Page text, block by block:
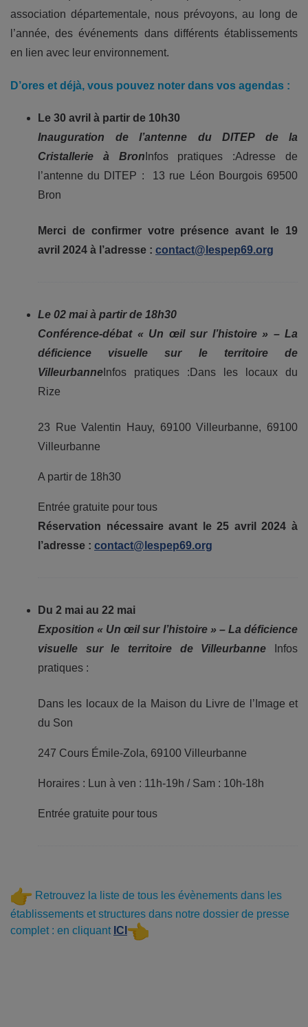
association départementale, nous prévoyons, au long de
l’année, des événements dans différents établissements
en lien avec leur environnement.
D’ores et déjà, vous pouvez noter dans vos agendas :
Le 30 avril à partir de 10h30
Inauguration de l’antenne du DITEP de la
Cristallerie à Bron Infos pratiques :Adresse de
l’antenne du DITEP : 13 rue Léon Bourgois 69500
Bron
Merci de confirmer votre présence avant le 19
avril 2024 à l’adresse : contact@lespep69.org
Le 02 mai à partir de 18h30
Conférence-débat « Un œil sur l’histoire » – La
déficience visuelle sur le territoire de
Villeurbanne Infos pratiques :Dans les locaux du
Rize
23 Rue Valentin Hauy, 69100 Villeurbanne, 69100
Villeurbanne
A partir de 18h30
Entrée gratuite pour tous
Réservation nécessaire avant le 25 avril 2024 à
l’adresse : contact@lespep69.org
Du 2 mai au 22 mai
Exposition « Un œil sur l’histoire » – La déficience
visuelle sur le territoire de Villeurbanne
Infos
pratiques :
Dans les locaux de la Maison du Livre de l’Image et
du Son
247 Cours Émile-Zola, 69100 Villeurbanne
Horaires : Lun à ven : 11h-19h / Sam : 10h-18h
Entrée gratuite pour tous
Retrouvez la liste de tous les évènements dans les
établissements et structures dans notre dossier de presse
complet : en cliquant ICI